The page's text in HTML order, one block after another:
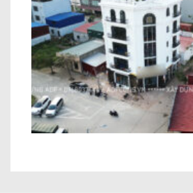
Nhà ở kết hợp kinh doanh
Giang